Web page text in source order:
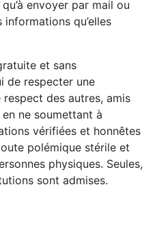
envoyer par mail ou
qu’elles
et sans
de respecter une
des autres, amis
ne soumettant à
vérifiées et honnêtes
polémique stérile et
physiques. Seules,
sont admises.